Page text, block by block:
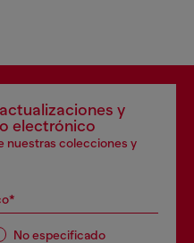
y
electrónico
nuestras colecciones y
No especificado